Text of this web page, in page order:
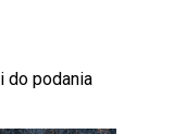
do podania